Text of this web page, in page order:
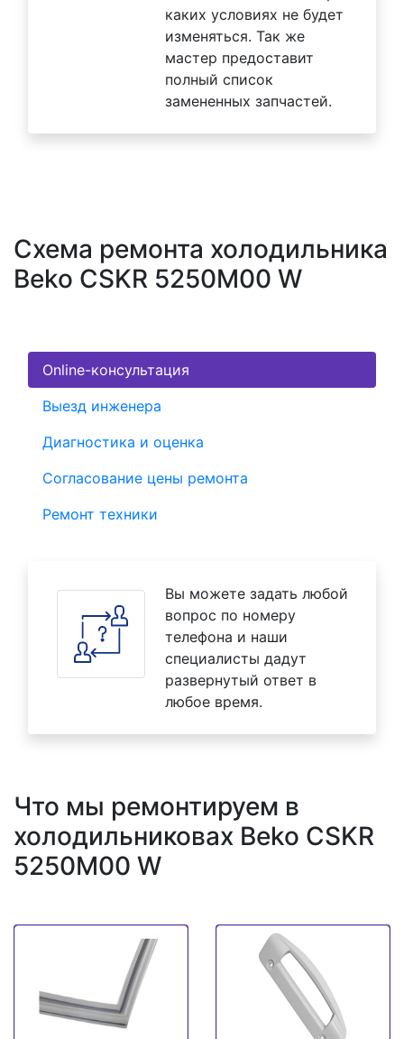
каких условиях не будет
изменяться. Так же
мастер предоставит
полный список
замененных запчастей.
Схема ремонта холодильника
Beko CSKR 5250M00 W
Online-консультация
Выезд инженера
Диагностика и оценка
Согласование цены ремонта
Ремонт техники
Вы можете задать любой
вопрос по номеру
телефона и наши
специалисты дадут
развернутый ответ в
любое время.
Что мы ремонтируем в
холодильниковах Beko CSKR
5250M00 W